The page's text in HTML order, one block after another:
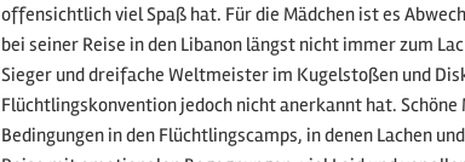
offensichtlich viel Spaß hat. Für die Mädchen ist es
bei seiner Reise in den Libanon längst nicht immer zum
Sieger und dreifache Weltmeister im Kugelstoßen und
Flüchtlingskonvention jedoch nicht anerkannt hat.
Bedingungen in den Flüchtlingscamps, in denen Lachen